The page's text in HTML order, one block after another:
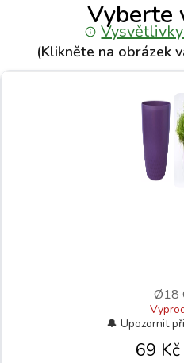
Vyberte
(Klikněte na obrázek
Ø18
69 Kč